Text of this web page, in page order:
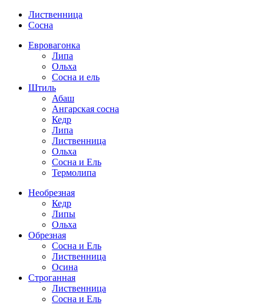
Лиственница
Сосна
Евровагонка
Липа
Ольха
Сосна и ель
Штиль
Абаш
Ангарская сосна
Кедр
Липа
Лиственница
Ольха
Сосна и Ель
Термолипа
Необрезная
Кедр
Липы
Ольха
Обрезная
Cосна и Ель
Лиственница
Осина
Строганная
Лиственница
Сосна и Ель